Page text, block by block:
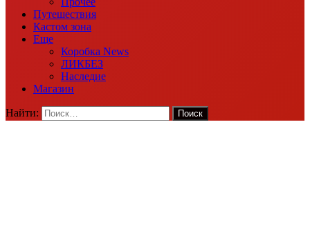
Путешествия
Кастом зона
Еще
Коробка News
ЛИКБЕЗ
Наследие
Магазин
Найти: